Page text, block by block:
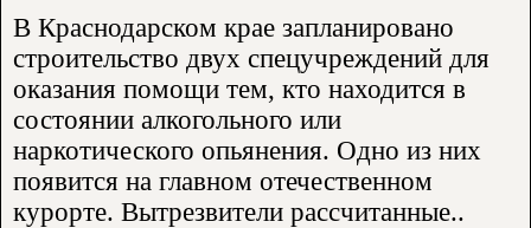
В Краснодарском крае запланировано
строительство двух спецучреждений для
оказания помощи тем, кто находится в
состоянии алкогольного или
наркотического опьянения. Одно из них
появится на главном отечественном
курорте. Вытрезвители рассчитанные..